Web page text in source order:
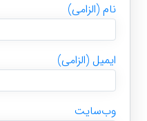
نام (الزامی)
ایمیل (الزامی)
وب‌سایت